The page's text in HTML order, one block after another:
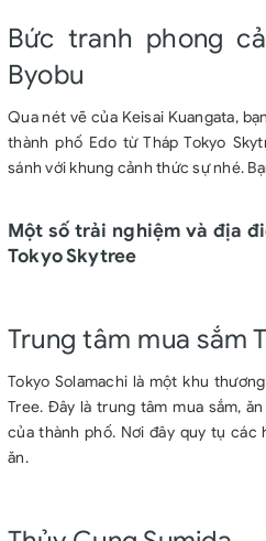
Bức tranh phong
Byobu
Qua nét vẽ của Keisai Kuangata,
thành phố Edo từ Tháp Tokyo
sánh với khung cảnh thức sự nhé.
Một số trải nghiệm và địa
Tokyo Skytree
Trung tâm mua sắm
Tokyo Solamachi là một khu
Tree. Đây là trung tâm mua sắm,
của thành phố. Nơi đây quy tụ các
ăn.